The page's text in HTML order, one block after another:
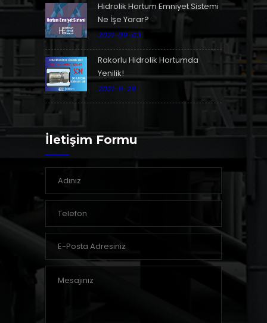
Hidrolik Hortum Emniyet Sistemi
Ne İşe Yarar?
2021-09-03
Rakorlu Hidrolik Hortumda
Yenilik!
2021-11-29
İletişim Formu